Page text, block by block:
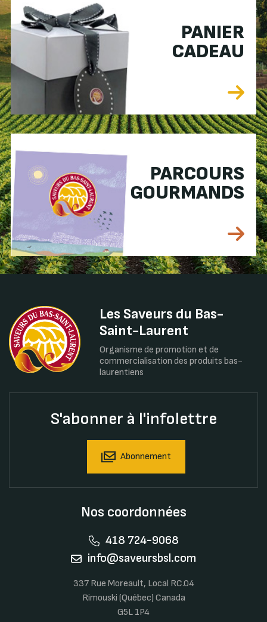
PANIER
CADEAU
PARCOURS
GOURMANDS
Les Saveurs du Bas-
Saint-Laurent
Organisme de promotion et de
commercialisation des produits bas-
laurentiens
S'abonner à l'infolettre
Abonnement
Nos coordonnées
418 724-9068
info@saveursbsl.com
337 Rue Moreault, Local RC.04
Rimouski (Québec) Canada
G5L 1P4